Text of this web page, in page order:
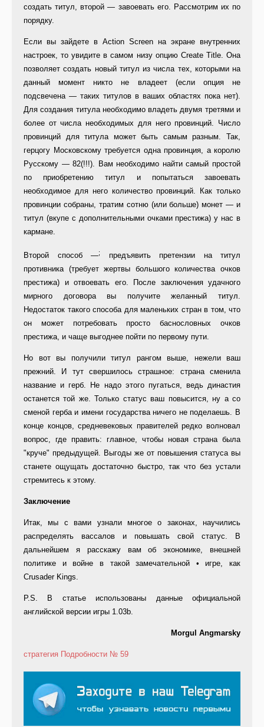
создать ти­тул, второй — завоевать его. Рас­смотрим их по
порядку.
Если вы зайдете в Action Screen на экране внутренних
настроек, то увидите в самом низу опцию Create Title. Она
позволяет создать новый титул из числа тех, которыми на
дан­ный момент никто не владеет (если опция не
подсвечена — таких титу­лов в ваших областях пока нет).
Для создания титула необходимо вла­деть двумя третями и
более от чис­ла необходимых для него провин­ций. Число
провинций для титула может быть самым разным. Так,
герцогу Московскому требуется од­на провинция, а королю
Русскому — 82(!!!). Вам необходимо найти самый простой
по приобретению титул и попытаться завоевать
необходимое для него количество провинций. Как только
провинции собраны, тратим сотню (или больше) монет — и
титул (вкупе с дополнительными очками престижа) у нас в
кармане.
Второй способ —;
предъявить пре­тензии на титул
противника (требует жертвы большого количества очков
престижа) и отвоевать его. После заключения удачного
мирного дого­вора вы получите желанный титул.
Недостаток такого способа для ма­леньких стран в том, что
он может потребовать просто баснословных очков
престижа, и чаще выгоднее пойти по первому пути.
Но вот вы получили титул рангом выше, нежели ваш
прежний. И тут свершилось страшное: страна сме­нила
название и герб. Не надо этого пугаться, ведь династия
останется той же. Только статус ваш повысится, ну а со
сменой герба и имени госу­дарства ничего не поделаешь. В
кон­це концов, средневековых правите­лей редко волновал
вопрос, где пра­вить: главное, чтобы новая страна была
"круче" предыдущей. Выгоды же от повышения статуса вы
станете ощущать достаточно быстро, так что без устали
стремитесь к этому.
Заключение
Итак, мы с вами узнали многое о за­конах, научились
распределять вас­салов и повышать свой статус. В
дальнейшем я расскажу вам об эко­номике, внешней
политике и войне в такой замечательной • игре, как
Crusader Kings.
P.S. В статье использованы дан­ные официальной
английской вер­сии игры 1.03b.
Morgul Angmarsky
стратегия Подробности № 59